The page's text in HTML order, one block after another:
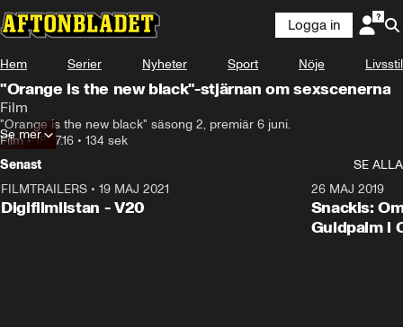
Logga in
Hem Serier Nyheter Sport Nöje Livsstil
"Orange is the new black"-stjärnan om sexscenerna
Film
"Orange is the new black" säsong 2, premiär 6 juni.
Film•18.07.16 • 134 sek
Se mer
Senast
SE ALLA
FILMTRAILERS • 19 MAJ 2021
Digifilmlistan - V20
26 MAJ 2019
Snackis:
Guldpalm i